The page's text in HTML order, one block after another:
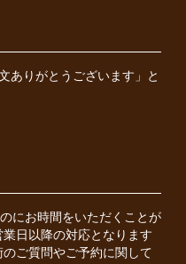
ありがとうございます」と
にお時間をいただくことが
日以降の対応となります
ご質問やご予約に関して